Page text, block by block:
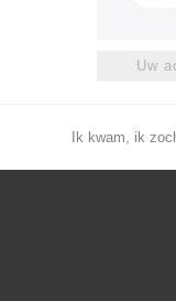
Uw
Ik kwam, ik